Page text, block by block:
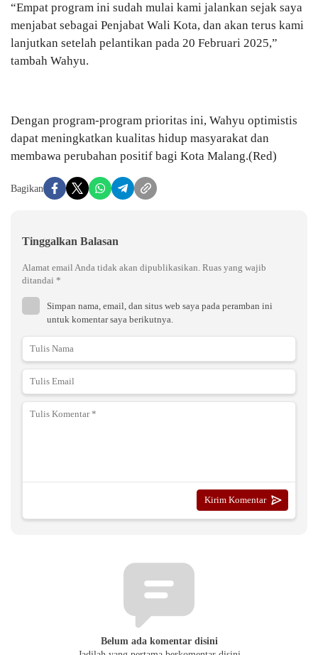
“Empat program ini sudah mulai kami jalankan sejak saya
menjabat sebagai Penjabat Wali Kota, dan akan terus kami
lanjutkan setelah pelantikan pada 20 Februari 2025,”
tambah Wahyu.
Dengan program-program prioritas ini, Wahyu optimistis
dapat meningkatkan kualitas hidup masyarakat dan
membawa perubahan positif bagi Kota Malang.(Red)
Bagikan
Tinggalkan Balasan
Alamat email Anda tidak akan dipublikasikan. Ruas yang wajib
ditandai *
Simpan nama, email, dan situs web saya pada peramban ini
untuk komentar saya berikutnya.
Belum ada komentar disini